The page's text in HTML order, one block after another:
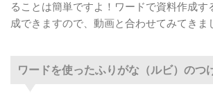
ることは簡単ですよ！ワードで資料作成
成できますので、動画と合わせてみてきま
ワードを使ったふりがな（ルビ）のつ